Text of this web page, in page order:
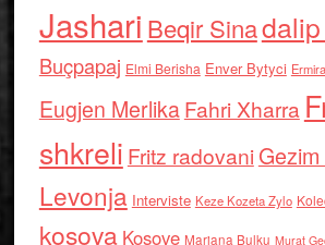
Jashari Beqir Sina
Buçpapaj Elmi Berisha Enver Bytyci
Eugjen MerlikaFahri Xharra
shkreli Fritz radovani
Levonja Interviste Keze Kozeta Zylo
kosova Kosove Marjana Bulku Murat